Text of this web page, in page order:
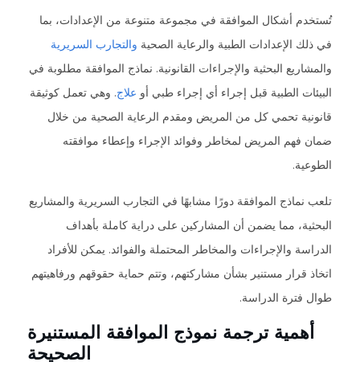
تُستخدم أشكال الموافقة في مجموعة متنوعة من الإعدادات، بما
في ذلك الإعدادات الطبية والرعاية الصحية والتجارب السريرية
والمشاريع البحثية والإجراءات القانونية. نماذج الموافقة مطلوبة في
البيئات الطبية قبل إجراء أي إجراء طبي أو علاج. وهي تعمل كوثيقة
قانونية تحمي كل من المريض ومقدم الرعاية الصحية من خلال
ضمان فهم المريض لمخاطر وفوائد الإجراء وإعطاء موافقته
الطوعية.
تلعب نماذج الموافقة دورًا مشابهًا في التجارب السريرية والمشاريع
البحثية، مما يضمن أن المشاركين على دراية كاملة بأهداف
الدراسة والإجراءات والمخاطر المحتملة والفوائد. يمكن للأفراد
اتخاذ قرار مستنير بشأن مشاركتهم، وتتم حماية حقوقهم ورفاهيتهم
طوال فترة الدراسة.
أهمية ترجمة نموذج الموافقة المستنيرة
الصحيحة